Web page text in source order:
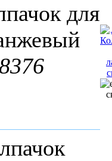
для